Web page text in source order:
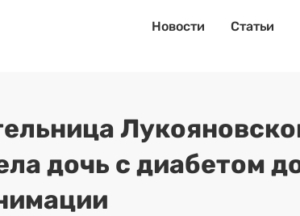
Новости Статьи
дочь с диабетом